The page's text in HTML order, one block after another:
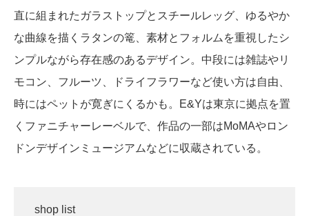
直に組まれたガラストップとスチールレッグ、ゆるやか
な曲線を描くラタンの篭、素材とフォルムを重視したシ
ンプルながら存在感のあるデザイン。中段には雑誌やリ
モコン、フルーツ、ドライフラワーなど使い方は自由、
時にはペットが寛ぎにくるかも。E&Yは東京に拠点を置
くファニチャーレーベルで、作品の一部はMoMAやロン
ドンデザインミュージアムなどに収蔵されている。
shop list